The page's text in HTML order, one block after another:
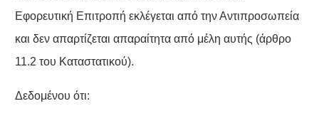
Εφορευτική Επιτροπή εκλέγεται από την Αντιπροσωπεία
και δεν απαρτίζεται απαραίτητα από μέλη αυτής (άρθρο
11.2 του Καταστατικού).
Δεδομένου ότι: